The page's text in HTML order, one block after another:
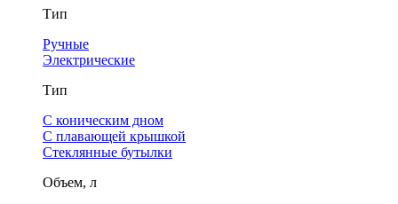
Тип
Ручные
Электрические
Тип
С коническим дном
С плавающей крышкой
Стеклянные бутылки
Объем, л